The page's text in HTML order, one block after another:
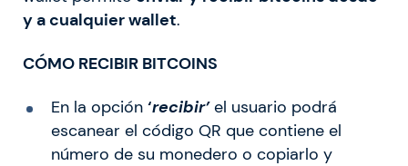
y a cualquier wallet.
CÓMO RECIBIR BITCOINS
En la opción ‘recibir’el usuario podrá
escanear el código QR que contiene el
número de su monedero o copiarlo y